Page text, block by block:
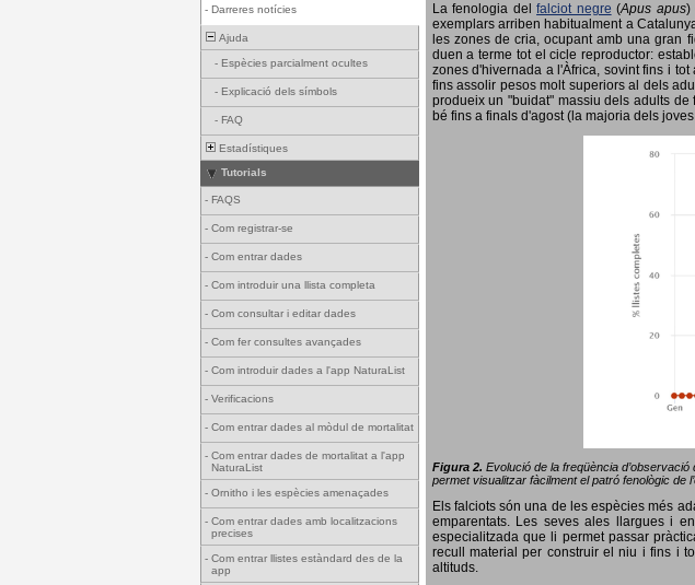
- Darreres notícies
Ajuda
- Espècies parcialment ocultes
- Explicació dels símbols
- FAQ
Estadístiques
Tutorials
- FAQS
- Com registrar-se
- Com entrar dades
- Com introduir una llista completa
- Com consultar i editar dades
- Com fer consultes avançades
- Com introduir dades a l'app NaturaList
- Verificacions
- Com entrar dades al mòdul de mortalitat
- Com entrar dades de mortalitat a l'app
NaturaList
- Ornitho i les espècies amenaçades
- Com entrar dades amb localitzacions
precises
- Com entrar llistes estàndard des de la
app
La fenologia delfalciot negre (Apus apus)
exemplars arriben habitualment a
les zones de cria, ocupant amb una gran
duen a terme tot el cicle reproductor:
zones d'hivernada a l'Àfrica, sovint fins i
fins assolir pesos molt superiors al dels
produeix un "buidat" massiu dels adults
bé fins a finals d'agost (la majoria dels
Figura 2. Evolució de la freqüència d’observació
permet visualitzar fàcilment el patró fenològic de
Els falciots són una de les espècies més
emparentats. Les seves ales llargues i
especialitzada que li permet passar
recull material per construir el niu i fins i
altituds.